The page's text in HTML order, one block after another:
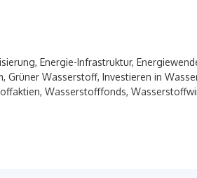
,Energie-Infrastruktur,
, Grüner Wasserstoff, Investieren in
, Wasserstofffonds,